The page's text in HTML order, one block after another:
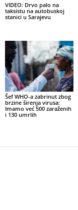
VIDEO: Drvo palo na
taksistu na autobuskoj
stanici u Sarajevu
Šef WHO-a zabrinut zbog
brzine širenja virusa:
Imamo već 500 zaraženih
i 130 umrlih